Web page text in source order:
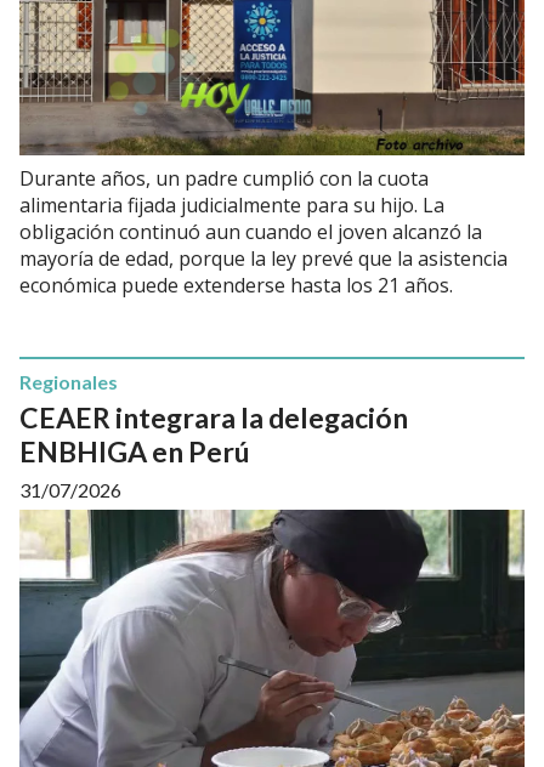
Durante años, un padre cumplió con la cuota
alimentaria fijada judicialmente para su hijo. La
obligación continuó aun cuando el joven alcanzó la
mayoría de edad, porque la ley prevé que la asistencia
económica puede extenderse hasta los 21 años.
CEAER integrara la delegación
ENBHIGA en Perú
Regionales
31/07/2026